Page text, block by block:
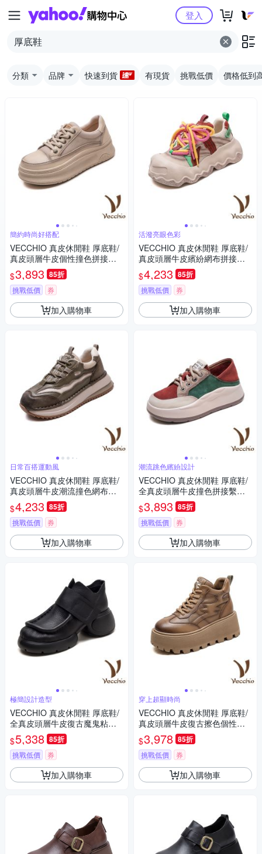
Yahoo購物中心登入
分類 品牌 快速到貨 有現貨 挑戰低價 價格低到
簡約時尚好搭配
VECCHIO 真皮休閒鞋 厚底鞋/
真皮頭層牛皮個性撞色拼接繫
帶厚底休閒鞋 米
$3,893 85折
挑戰低價 券
加入購物車
日常百搭運動風
VECCHIO 真皮休閒鞋 厚底鞋/
真皮頭層牛皮潮流撞色網布拼
接個性厚底休閒鞋 綠
$4,233 85折
挑戰低價 券
加入購物車
極簡設計造型
VECCHIO 真皮休閒鞋 厚底鞋/
全真皮頭層牛皮復古魔鬼粘側
拉鍊設計厚底休閒鞋 黑
$5,338 85折
挑戰低價 券
加入購物車
活潑亮眼色彩
VECCHIO 真皮休閒鞋 厚底鞋/
真皮頭層牛皮繽紛網布拼接彩
色繫帶厚底休閒鞋 米
$4,233 85折
挑戰低價 券
加入購物車
潮流跳色繽紛設計
VECCHIO 真皮休閒鞋 厚底鞋/
全真皮頭層牛皮撞色拼接繫帶
厚底休閒鞋 綠
$3,893 85折
挑戰低價 券
加入購物車
穿上超顯時尚
VECCHIO 真皮休閒鞋 厚底鞋/
真皮頭層牛皮復古擦色個性厚
底休閒鞋 卡其
$3,978 85折
挑戰低價 券
加入購物車